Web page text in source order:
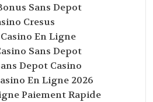
Sans Depot
Cresus
En Ligne
Sans Depot
Depot Casino
En Ligne 2026
Paiement Rapide